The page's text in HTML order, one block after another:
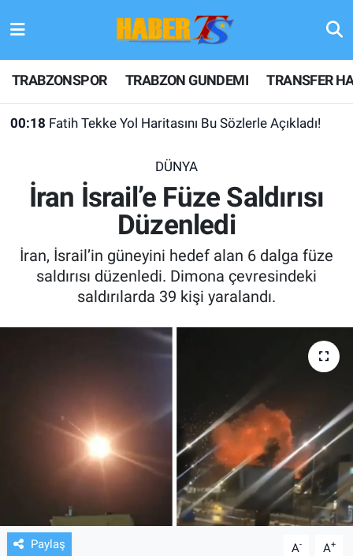
TRABZONSPOR TRABZON GUNDEMI TRANSFER
00:18 Fatih Tekke Yol Haritasını Bu Sözlerle Açıkladı!
DÜNYA
İran İsrail’e Füze Saldırısı
Düzenledi
İran, İsrail’in güneyini hedef alan 6 dalga füze
saldırısı düzenledi. Dimona çevresindeki
saldırılarda 39 kişi yaralandı.
Paylaş A- A+
TRABZONSPOR
TRABZON GUNDEMI
TRANSFER HABERLERI
KULİS MEYDANI
1461 TRABZON
FUTBOL
BASKETBOL
SAĞLIK
GENEL
KÜLTÜR SANAT
Hava Durumu
Trafik Durumu
Tüm Manşetler
Son Dakika Haberleri
Haber Arşivi